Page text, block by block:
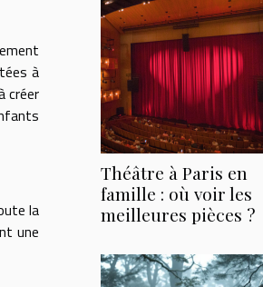
à
créer
la
une
Théâtre à Paris en
famille : où voir les
meilleures pièces ?